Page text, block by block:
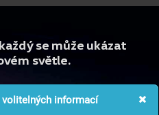
informací
aždý se může ukázat
vém světle.